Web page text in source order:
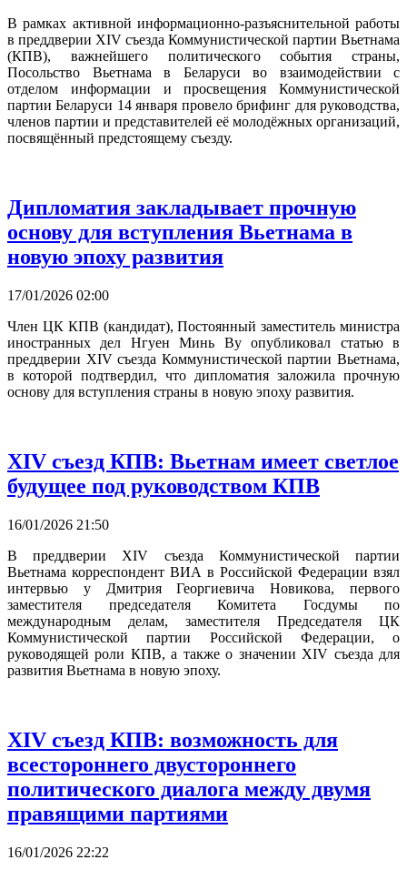
В рамках активной информационно-разъяснительной работы
в преддверии XIV съезда Коммунистической партии Вьетнама
(КПВ), важнейшего политического события страны,
Посольство Вьетнама в Беларуси во взаимодействии с
отделом информации и просвещения Коммунистической
партии Беларуси 14 января провело брифинг для руководства,
членов партии и представителей её молодёжных организаций,
посвящённый предстоящему съезду.
Дипломатия закладывает прочную
основу для вступления Вьетнама в
новую эпоху развития
17/01/2026 02:00
Член ЦК КПВ (кандидат), Постоянный заместитель министра
иностранных дел Нгуен Минь Ву опубликовал статью в
преддверии XIV съезда Коммунистической партии Вьетнама,
в которой подтвердил, что дипломатия заложила прочную
основу для вступления страны в новую эпоху развития.
XIV съезд КПВ: Вьетнам имеет светлое
будущее под руководством КПВ
16/01/2026 21:50
В преддверии XIV съезда Коммунистической партии
Вьетнама корреспондент ВИА в Российской Федерации взял
интервью у Дмитрия Георгиевича Новикова, первого
заместителя председателя Комитета Госдумы по
международным делам, заместителя Председателя ЦК
Коммунистической партии Российской Федерации, о
руководящей роли КПВ, а также о значении XIV съезда для
развития Вьетнама в новую эпоху.
XIV съезд КПВ: возможность для
всестороннего двустороннего
политического диалога между двумя
правящими партиями
16/01/2026 22:22